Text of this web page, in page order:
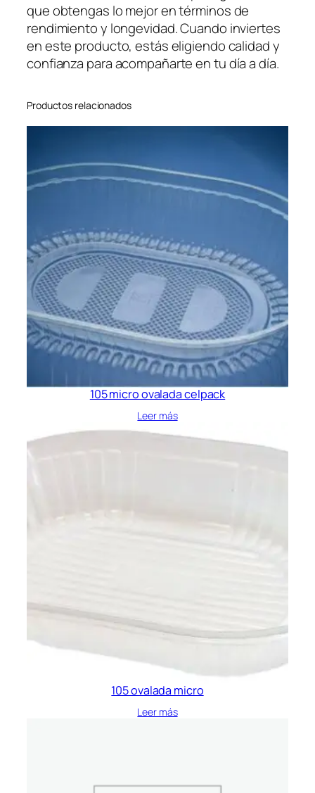
que obtengas lo mejor en términos de
rendimiento y longevidad. Cuando inviertes
en este producto, estás eligiendo calidad y
confianza para acompañarte en tu día a día.
Productos relacionados
105 micro ovalada celpack
Leer más
105 ovalada micro
Leer más